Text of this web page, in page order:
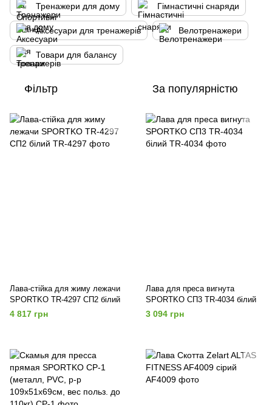
Тренажери для дому Гімнастичні снаряди
Аксесуари для тренажерів Велотренажери
Товари для балансу
Фільтр За популярністю
Лава-стійка для жиму лежачи
SPORTKO TR-4297 СП2 білий
4 817 грн
Лава для преса вигнута
SPORTKO СП3 TR-4034 білий
3 094 грн